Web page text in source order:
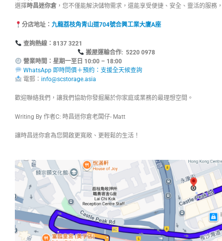
選擇時昌迷你倉 ，您不僅能解決儲物需求，還能享受便捷、安全、靈活的服務
分店地址： 九龍荔枝角青山道704號合興工業大廈A座
查詢熱線：
搬屋運輸合作: 5220 0978
營業時間：星期一至日 10:00 – 18:00
WhatsApp 即時問價＋預約：支援全天候查詢
電郵： info@scstorage.asia
歡迎聯絡我們，讓我們協助你發掘屬於你家庭或業務的最理想空間。
Writing By 作者C: 時昌迷你倉老闆仔- Matt
讓時昌迷你倉為您開啟更寬敞、更輕鬆的生活！